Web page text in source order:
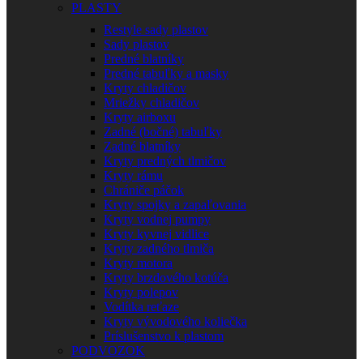
PLASTY
Restyle sady plastov
Sady plastov
Predné blatníky
Predné tabuľky a masky
Kryty chladičov
Mriežky chladičov
Kryty airboxu
Zadné (bočné) tabuľky
Zadné blatníky
Kryty predných tlmičov
Kryty rámu
Chrániče páčok
Kryty spojky a zapaľovania
Kryty vodnej pumpy
Kryty kyvnej vidlice
Kryty zadného tlmiča
Kryty motora
Kryty brzdového kotúča
Kryty polepov
Vodítka reťaze
Kryty vývodového koliečka
Príslušenstvo k plastom
PODVOZOK